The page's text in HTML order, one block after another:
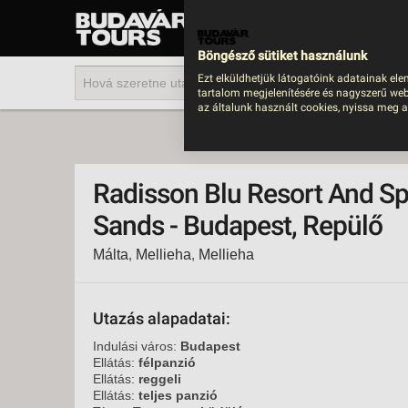
UTAZÁS
Radisson Blu Resort And
Sands - Budapest, Repülő
Málta, Mellieha, Mellieha
Utazás alapadatai:
Indulási város: Budapest
Ellátás: félpanzió
Ellátás: reggeli
Ellátás: teljes panzió
Böngésző sütiket használunk
Ezt elküldhetjük látogatóink adatainak
tartalom megjelenítésére és nagyszerű
az általunk használt cookies, nyissa meg